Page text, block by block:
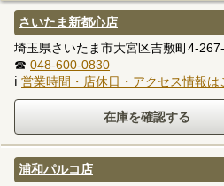
さいたま新都心店
埼玉県さいたま市大宮区吉敷町4-
☎ 048-600-0830
ℹ 営業時間・店休日・アクセス情報は
浦和パルコ店